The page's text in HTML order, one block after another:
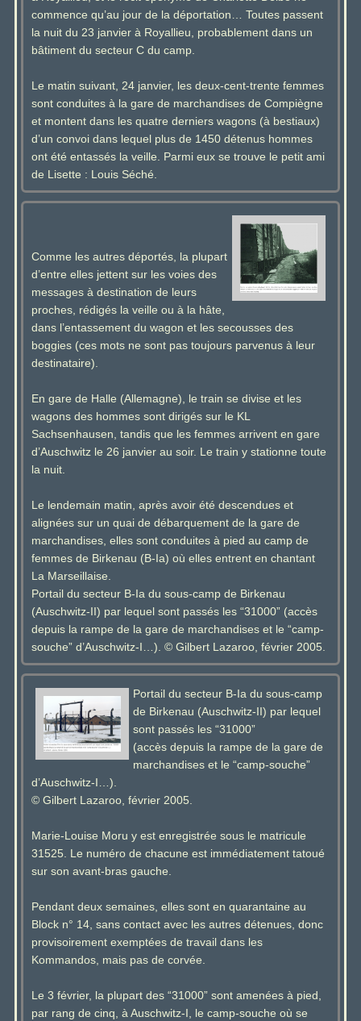
commence qu’au jour de la déportation… Toutes passent
la nuit du 23 janvier à Royallieu, probablement dans un
bâtiment du secteur C du camp.
Le matin suivant, 24 janvier, les deux-cent-trente femmes
sont conduites à la gare de marchandises de Compiègne
et montent dans les quatre derniers wagons (à bestiaux)
d’un convoi dans lequel plus de 1450 détenus hommes
ont été entassés la veille. Parmi eux se trouve le petit ami
de Lisette : Louis Séché.
Comme les autres déportés, la plupart
d’entre elles jettent sur les voies des
messages à destination de leurs
proches, rédigés la veille ou à la hâte,
dans l’entassement du wagon et les secousses des
boggies (ces mots ne sont pas toujours parvenus à leur
destinataire).
En gare de Halle (Allemagne), le train se divise et les
wagons des hommes sont dirigés sur le KL
Sachsenhausen, tandis que les femmes arrivent en gare
d’Auschwitz le 26 janvier au soir. Le train y stationne toute
la nuit.
Le lendemain matin, après avoir été descendues et
alignées sur un quai de débarquement de la gare de
marchandises, elles sont conduites à pied au camp de
femmes de Birkenau (B-Ia) où elles entrent en chantant
La Marseillaise.
Portail du secteur B-Ia du sous-camp de Birkenau
(Auschwitz-II) par lequel sont passés les “31000” (accès
depuis la rampe de la gare de marchandises et le “camp-
souche” d’Auschwitz-I…). © Gilbert Lazaroo, février 2005.
Portail du secteur B-Ia du sous-camp
de Birkenau (Auschwitz-II) par lequel
sont passés les “31000”
(accès depuis la rampe de la gare de
marchandises et le “camp-souche”
d’Auschwitz-I…).
© Gilbert Lazaroo, février 2005.
Marie-Louise Moru y est enregistrée sous le matricule
31525. Le numéro de chacune est immédiatement tatoué
sur son avant-bras gauche.
Pendant deux semaines, elles sont en quarantaine au
Block n° 14, sans contact avec les autres détenues, donc
provisoirement exemptées de travail dans les
Kommandos, mais pas de corvée.
Le 3 février, la plupart des “31000” sont amenées à pied,
par rang de cinq, à Auschwitz-I, le camp-souche où se